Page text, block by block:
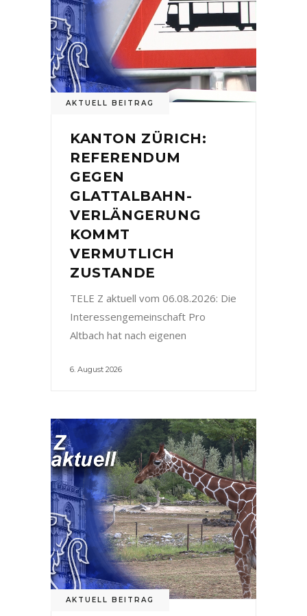
AKTUELL BEITRAG
KANTON ZÜRICH:
REFERENDUM
GEGEN
GLATTALBAHN-
VERLÄNGERUNG
KOMMT
VERMUTLICH
ZUSTANDE
TELE Z aktuell vom 06.08.2026: Die
Interessengemeinschaft Pro
Altbach hat nach eigenen
6. August 2026
AKTUELL BEITRAG